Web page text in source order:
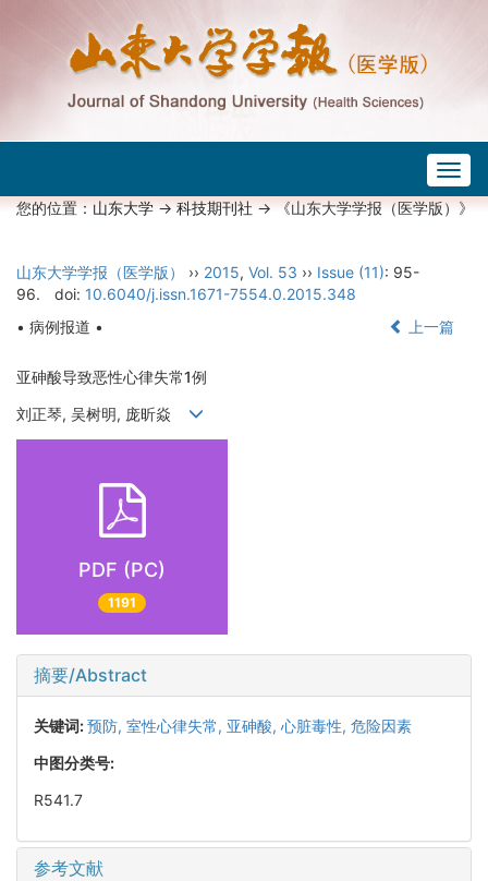
您的位置：山东大学->科技期刊社-> 《山东大学学报（医学版）》
山东大学学报（医学版） ›› 2015, Vol. 53 ›› Issue (11): 95-
96.
doi: 10.6040/j.issn.1671-7554.0.2015.348
• 病例报道 •
上一篇
亚砷酸导致恶性心律失常1例
刘正琴, 吴树明, 庞昕焱
PDF (PC)
1191
摘要/Abstract
关键词:预防, 室性心律失常, 亚砷酸, 心脏毒性, 危险因素
中图分类号:
R541.7
参考文献